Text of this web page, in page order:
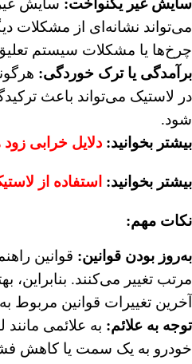
سایش غیر یکنواخت: سایش
می‌تواند نشانه‌ای از مشکلات
چرخ‌ها یا مشکلات سیستم
برآمدگی یا ترک خوردگی:
در لاستیک می‌تواند باعث
شود.
بیشتر بخوانید: دلایل خرابی
بیشتر بخوانید: استفاده از
نکات مهم:
به‌روز بودن قوانین: قوانین
مرتب تغییر می‌کنند. بنابراین،
آخرین تغییرات قوانین مربوط
توجه به علائم: به علائمی
خودرو به یک سمت یا کاهش